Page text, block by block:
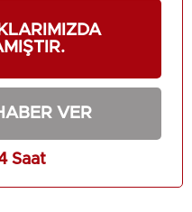
VER
Saat